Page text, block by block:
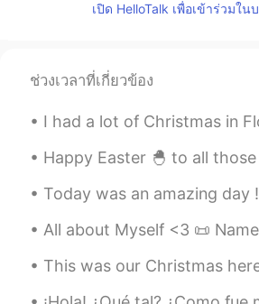
@GracelandNo hay de
sanjay
@Carmen You're very
and you get to spend it
EN ES
@ ꧁Carla ❀❀Sí,
เปิด HelloTalk เพื่อเข้าร่วมใ
ช่วงเวลาที่เกี่ยวข้อง
I had a lot of Christmas in Florida during my childhood 🇺🇸 This is
Happy Easter 🐣 to all those who are Christian ✝️ and all those
Today was an amazing day !! First , I went for a small hike to
All about Myself <3 📜 Name: Holly 🌎 Where are you from? :
This was our Christmas here in Florida. It’s normally pretty warm